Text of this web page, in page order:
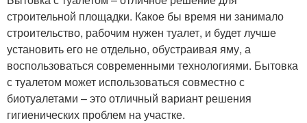
строительной площадки. Какое бы время ни занимало
строительство, рабочим нужен туалет, и будет лучше
установить его не отдельно, обустраивая яму, а
воспользоваться современными технологиями. Бытовка
с туалетом может использоваться совместно с
биотуалетами – это отличный вариант решения
гигиенических проблем на участке.